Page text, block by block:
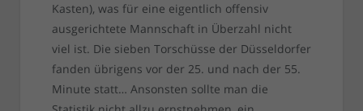
Kasten), was für eine eigentlich offensiv
ausgerichtete Mannschaft in Überzahl nicht
viel ist. Die sieben Torschüsse der Düsseldorfer
fanden übrigens vor der 25. und nach der 55.
Minute statt… Ansonsten sollte man die